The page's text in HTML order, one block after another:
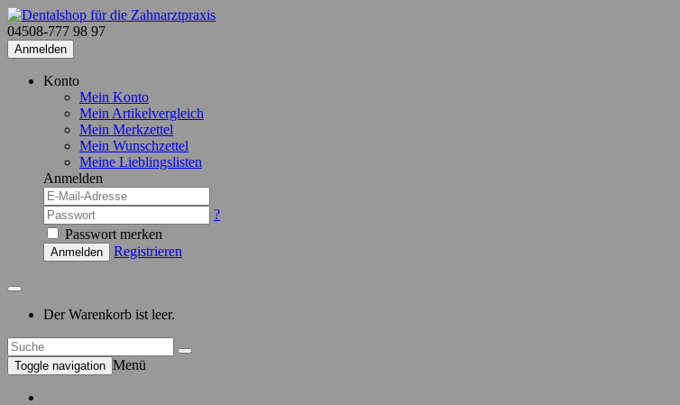
04508-777 98 97
Anmelden
Konto
Mein Konto
Mein Artikelvergleich
Mein Merkzettel
Mein Wunschzettel
Meine Lieblingslisten
Anmelden
?
Passwort merken
Anmelden Registrieren
Der Warenkorb ist leer.
Toggle navigation Menü